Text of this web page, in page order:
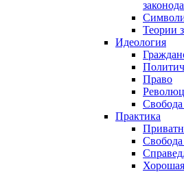
Теории
Идеология
Право
Свобода
Практика
Свобода